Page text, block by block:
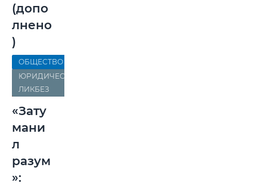
(допо
лнено
)
ОБЩЕСТВО
ЮРИДИЧЕСКИЙ
ЛИКБЕЗ
«Зату
мани
л
разум
»: